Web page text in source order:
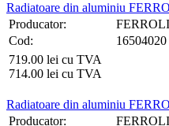
Radiatoare din aluminiu
Producator:
FERROLI
Cod:
719.00 lei cu TVA
714.00 lei cu TVA
Radiatoare din aluminiu
Producator:
FERROLI